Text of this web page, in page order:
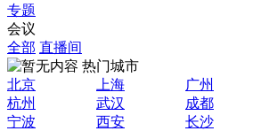
专题
会议
全部 直播间
热门城市
北京
上海 广州
杭州
武汉 成都
宁波
西安 长沙